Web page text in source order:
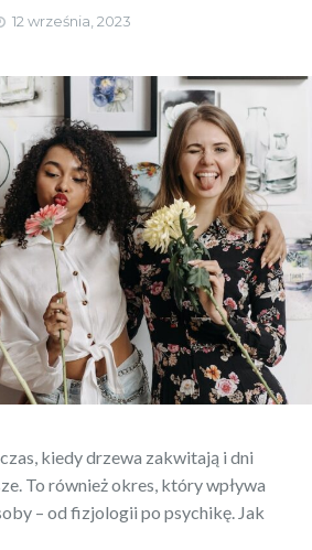
12 września, 2023
kiedy drzewa zakwitają i dni
To również okres, który wpływa
– od fizjologii po psychikę. Jak